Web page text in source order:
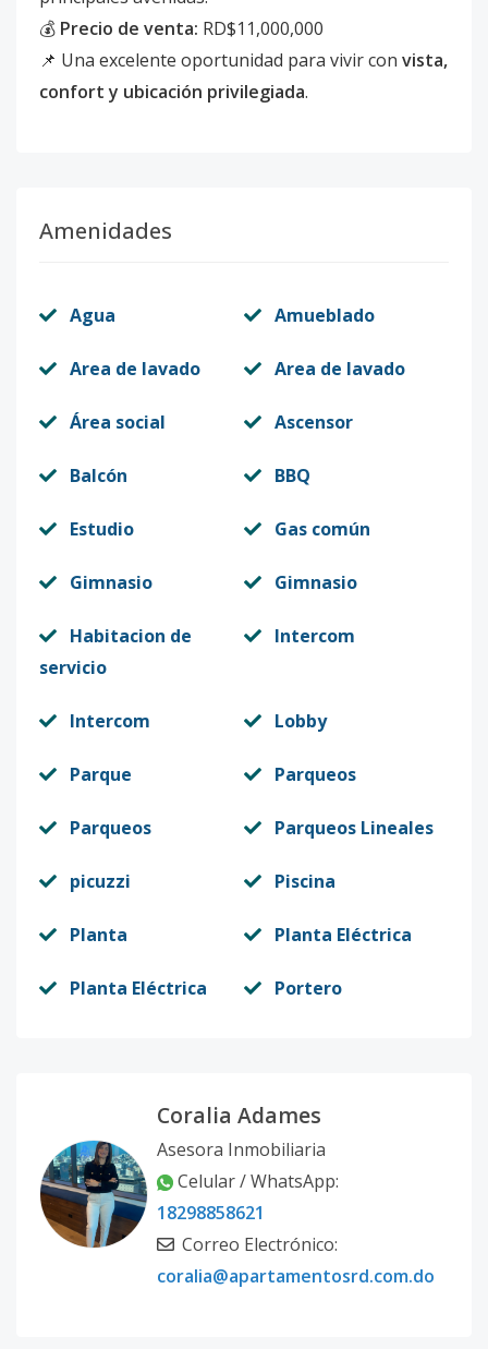
💰 Precio de venta: RD$11,000,000
📌 Una excelente oportunidad para vivir con vista,
confort y ubicación privilegiada.
Amenidades
Agua Amueblado
Area de lavado Area de lavado
Área social Ascensor
Balcón BBQ
Estudio Gas común
Gimnasio Gimnasio
Habitacion de
servicio
Intercom
Intercom Lobby
Parque Parqueos
Parqueos Parqueos Lineales
picuzzi Piscina
Planta Planta Eléctrica
Planta Eléctrica Portero
Coralia Adames
Asesora Inmobiliaria
Celular / WhatsApp:
18298858621
Correo Electrónico:
coralia@apartamentosrd.com.do